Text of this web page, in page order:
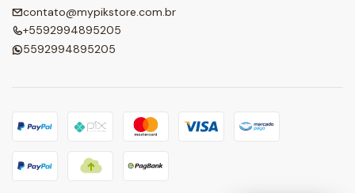
contato@mypikstore.com.br
+5592994895205
5592994895205